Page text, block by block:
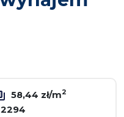
58,44 zł/m2